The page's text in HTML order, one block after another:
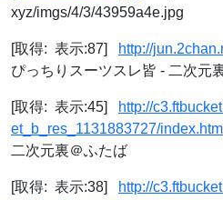
xyz/imgs/4/3/43959a4e.jpg
[取得: 表示:87]
http://
ぴっちりスーツスレ皆 - 二次元
[取得: 表示:45]
http://
et_b_res_1131883727/index.htm
二次元裏＠ふたば
[取得: 表示:38]
http://